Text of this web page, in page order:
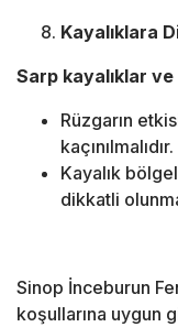
Kayalıklara
Sarp kayalıklar
Rüzgarın
kaçınılmalıdır.
Kayalık
dikkatli
Sinop İnceburun
koşullarına uygun